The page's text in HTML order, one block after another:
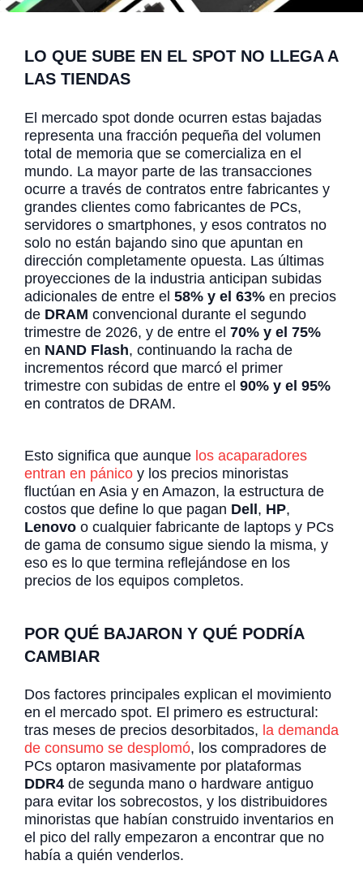
LO QUE SUBE EN EL SPOT NO LLEGA A
LAS TIENDAS
El mercado spot donde ocurren estas bajadas
representa una fracción pequeña del volumen
total de memoria que se comercializa en el
mundo. La mayor parte de las transacciones
ocurre a través de contratos entre fabricantes y
grandes clientes como fabricantes de PCs,
servidores o smartphones, y esos contratos no
solo no están bajando sino que apuntan en
dirección completamente opuesta. Las últimas
proyecciones de la industria anticipan subidas
adicionales de entre el 58% y el 63% en precios
de DRAM convencional durante el segundo
trimestre de 2026, y de entre el 70% y el 75%
en NAND Flash, continuando la racha de
incrementos récord que marcó el primer
trimestre con subidas de entre el 90% y el 95%
en contratos de DRAM.
Esto significa que aunque los acaparadores
entran en pánico y los precios minoristas
fluctúan en Asia y en Amazon, la estructura de
costos que define lo que pagan Dell , HP,
Lenovo o cualquier fabricante de laptops y PCs
de gama de consumo sigue siendo la misma, y
eso es lo que termina reflejándose en los
precios de los equipos completos.
POR QUÉ BAJARON Y QUÉ PODRÍA
CAMBIAR
Dos factores principales explican el movimiento
en el mercado spot. El primero es estructural:
tras meses de precios desorbitados, la demanda
de consumo se desplomó, los compradores de
PCs optaron masivamente por plataformas
DDR4 de segunda mano o hardware antiguo
para evitar los sobrecostos, y los distribuidores
minoristas que habían construido inventarios en
el pico del rally empezaron a encontrar que no
había a quién venderlos.